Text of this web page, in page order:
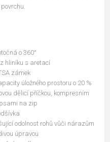
o 360°
hliníku s aretací
zámek
úložného prostoru o 20 %
dělicí příčkou, kompresním
na zip
odolnost rohů vůči nárazům
úpravou